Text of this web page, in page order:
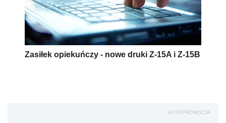
Zasiłek opiekuńczy - nowe druki Z-15A i Z-15B
AUTOPROMOCJA